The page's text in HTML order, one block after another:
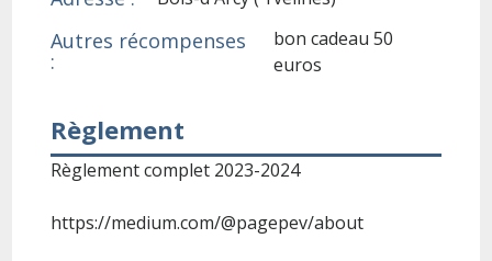
Autres récompenses
:
bon cadeau 50
euros
Règlement
Règlement complet 2023-2024
https://medium.com/@pagepev/about